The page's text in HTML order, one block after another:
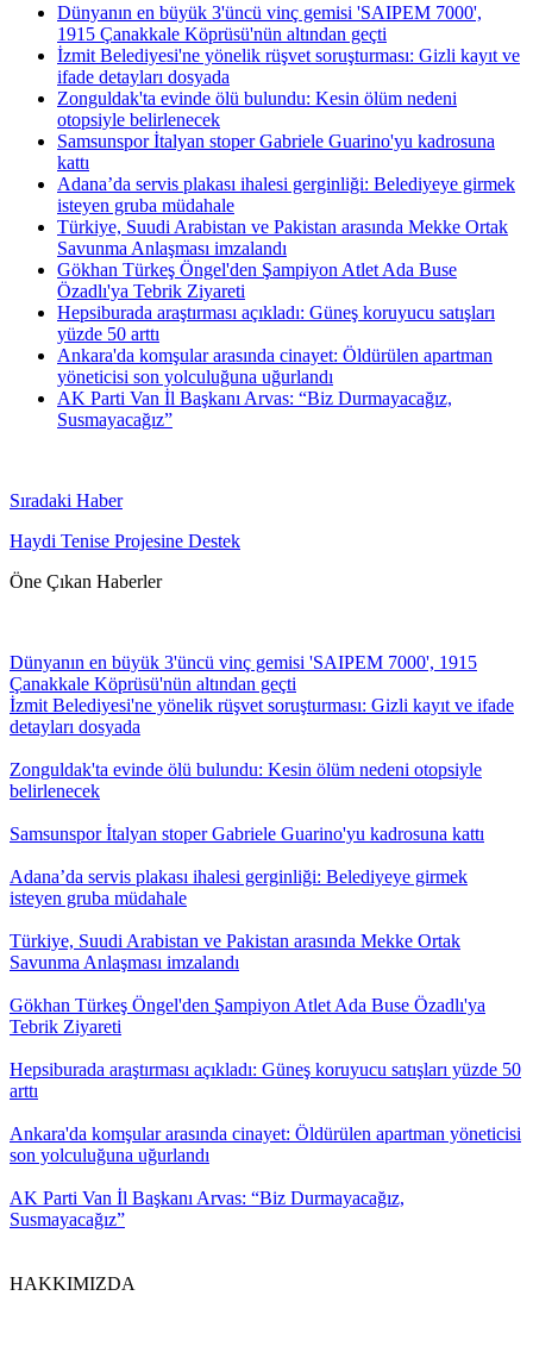
Dünyanın en büyük 3'üncü vinç gemisi 'SAIPEM 7000',
1915 Çanakkale Köprüsü'nün altından geçti
İzmit Belediyesi'ne yönelik rüşvet soruşturması: Gizli kayıt ve
ifade detayları dosyada
Zonguldak'ta evinde ölü bulundu: Kesin ölüm nedeni
otopsiyle belirlenecek
Samsunspor İtalyan stoper Gabriele Guarino'yu kadrosuna
kattı
Adana’da servis plakası ihalesi gerginliği: Belediyeye girmek
isteyen gruba müdahale
Türkiye, Suudi Arabistan ve Pakistan arasında Mekke Ortak
Savunma Anlaşması imzalandı
Gökhan Türkeş Öngel'den Şampiyon Atlet Ada Buse
Özadlı'ya Tebrik Ziyareti
Hepsiburada araştırması açıkladı: Güneş koruyucu satışları
yüzde 50 arttı
Ankara'da komşular arasında cinayet: Öldürülen apartman
yöneticisi son yolculuğuna uğurlandı
AK Parti Van İl Başkanı Arvas: “Biz Durmayacağız,
Susmayacağız”
Sıradaki Haber
Haydi Tenise Projesine Destek
Öne Çıkan Haberler
Dünyanın en büyük 3'üncü vinç gemisi 'SAIPEM 7000', 1915
Çanakkale Köprüsü'nün altından geçti
İzmit Belediyesi'ne yönelik rüşvet soruşturması: Gizli kayıt ve ifade
detayları dosyada
Zonguldak'ta evinde ölü bulundu: Kesin ölüm nedeni otopsiyle
belirlenecek
Samsunspor İtalyan stoper Gabriele Guarino'yu kadrosuna kattı
Adana’da servis plakası ihalesi gerginliği: Belediyeye girmek
isteyen gruba müdahale
Türkiye, Suudi Arabistan ve Pakistan arasında Mekke Ortak
Savunma Anlaşması imzalandı
Gökhan Türkeş Öngel'den Şampiyon Atlet Ada Buse Özadlı'ya
Tebrik Ziyareti
Hepsiburada araştırması açıkladı: Güneş koruyucu satışları yüzde 50
arttı
Ankara'da komşular arasında cinayet: Öldürülen apartman yöneticisi
son yolculuğuna uğurlandı
AK Parti Van İl Başkanı Arvas: “Biz Durmayacağız,
Susmayacağız”
HAKKIMIZDA